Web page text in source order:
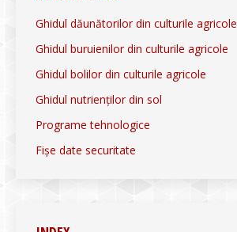
Ghidul dăunătorilor din culturile agricole
Ghidul buruienilor din culturile agricole
Ghidul bolilor din culturile agricole
Ghidul nutrienților din sol
Programe tehnologice
Fișe date securitate